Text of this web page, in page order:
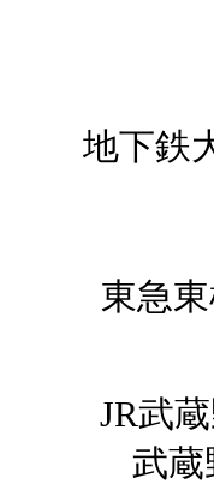
地下鉄
東急
JR武
武蔵